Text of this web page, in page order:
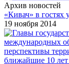
Архив новостей
«Кивач» в гостях
19 ноября 2014